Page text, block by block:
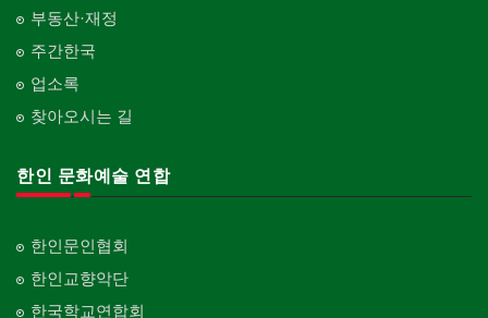
부동산·재정
주간한국
업소록
찾아오시는 길
한인 문화예술 연합
한인문인협회
한인교향악단
한국학교연합회